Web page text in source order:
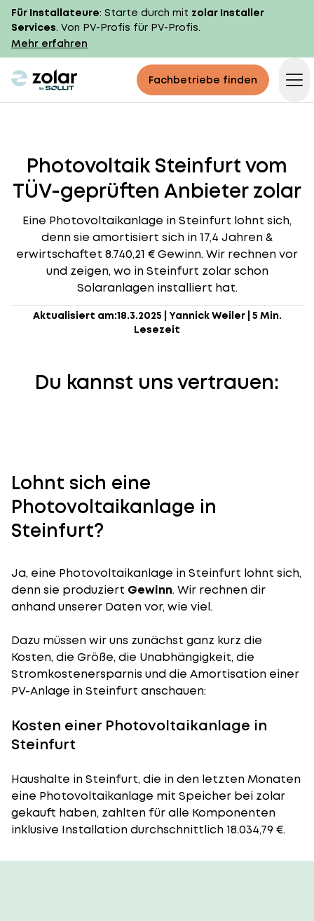
Für Installateure: Starte durch mit zolar Installer
Services. Von PV-Profis für PV-Profis.
Mehr erfahren
zolar logo Fachbetriebe finden
Photovoltaik Steinfurt vom
TÜV-geprüften Anbieter zolar
Eine Photovoltaikanlage in Steinfurt lohnt sich,
denn sie amortisiert sich in 17,4 Jahren &
erwirtschaftet 8.740,21 € Gewinn. Wir rechnen vor
und zeigen, wo in Steinfurt zolar schon
Solaranlagen installiert hat.
Aktualisiert am:18.3.2025 Yannick Weiler| 5 Min.
Lesezeit
Du kannst uns vertrauen:
Lohnt sich eine
Photovoltaikanlage in
Steinfurt?
Ja, eine Photovoltaikanlage in Steinfurt lohnt sich,
denn sie produziert Gewinn. Wir rechnen dir
anhand unserer Daten vor, wie viel.
Dazu müssen wir uns zunächst ganz kurz die
Kosten, die Größe, die Unabhängigkeit, die
Stromkostenersparnis und die Amortisation einer
PV-Anlage in Steinfurt anschauen:
Kosten einer Photovoltaikanlage in
Steinfurt
Haushalte in Steinfurt, die in den letzten Monaten
eine Photovoltaikanlage mit Speicher bei zolar
gekauft haben, zahlten für alle Komponenten
inklusive Installation durchschnittlich 18.034,79 €.